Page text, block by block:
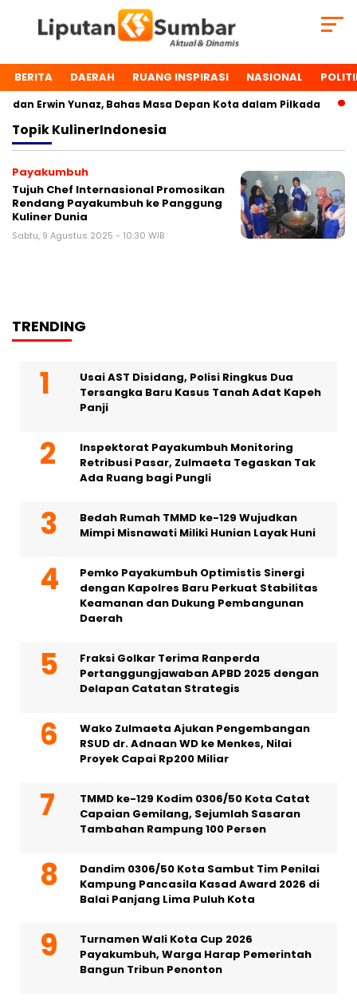
BERITA DAERAH RUANG INSPIRASI NASIONAL
Erwin Yunaz, Bahas Masa Depan Kota dalam Pilkada
TopikKulinerIndonesia
Payakumbuh
Tujuh Chef Internasional Promosikan
Rendang Payakumbuh ke Panggung
Kuliner Dunia
Sabtu, 9 Agustus 2025 - 10:30 WIB
TRENDING
Usai AST Disidang, Polisi Ringkus Dua
Tersangka Baru Kasus Tanah Adat Kapeh
Panji
Inspektorat Payakumbuh Monitoring
Retribusi Pasar, Zulmaeta Tegaskan Tak
Ada Ruang bagi Pungli
Bedah Rumah TMMD ke-129 Wujudkan
Mimpi Misnawati Miliki Hunian Layak Huni
Pemko Payakumbuh Optimistis Sinergi
dengan Kapolres Baru Perkuat Stabilitas
Keamanan dan Dukung Pembangunan
Daerah
Fraksi Golkar Terima Ranperda
Pertanggungjawaban APBD 2025 dengan
Delapan Catatan Strategis
Wako Zulmaeta Ajukan Pengembangan
RSUD dr. Adnaan WD ke Menkes, Nilai
Proyek Capai Rp200 Miliar
TMMD ke-129 Kodim 0306/50 Kota Catat
Capaian Gemilang, Sejumlah Sasaran
Tambahan Rampung 100 Persen
Dandim 0306/50 Kota Sambut Tim Penilai
Kampung Pancasila Kasad Award 2026 di
Balai Panjang Lima Puluh Kota
Turnamen Wali Kota Cup 2026
Payakumbuh, Warga Harap Pemerintah
Bangun Tribun Penonton